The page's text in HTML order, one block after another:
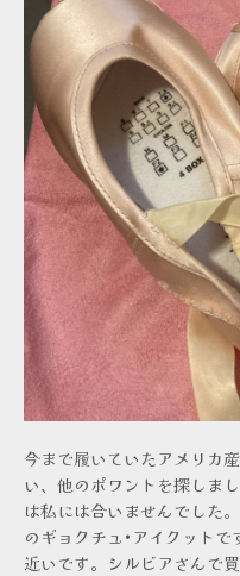
今まで履いていたアメリカ
い、他のポワントを探しま
は私には合いませんでした
のギョクチュ•アイクット
近いです。シルビアさんで